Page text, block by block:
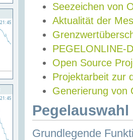
Seezeichen von
Aktualität der
PEGELONLINE-
Open Source
Projektarbeit zur
Generierung von
Grundlegende